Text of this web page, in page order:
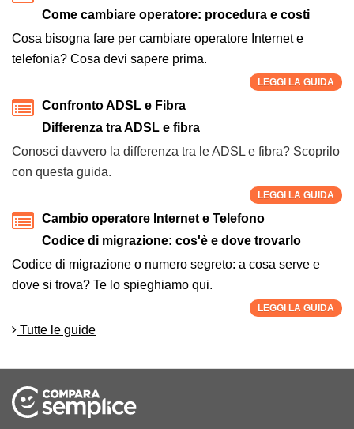
Come cambiare operatore: procedura e costi
Cosa bisogna fare per cambiare operatore Internet e
telefonia? Cosa devi sapere prima.
LEGGI LA GUIDA
Confronto ADSL e Fibra
Differenza tra ADSL e fibra
Conosci davvero la differenza tra le ADSL e fibra? Scoprilo
con questa guida.
LEGGI LA GUIDA
Cambio operatore Internet e Telefono
Codice di migrazione: cos'è e dove trovarlo
Codice di migrazione o numero segreto: a cosa serve e
dove si trova? Te lo spieghiamo qui.
LEGGI LA GUIDA
Tutte le guide